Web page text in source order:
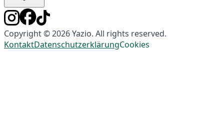
Copyright © 2026 Yazio. All rights reserved.
KontaktDatenschutzerklärungCookies